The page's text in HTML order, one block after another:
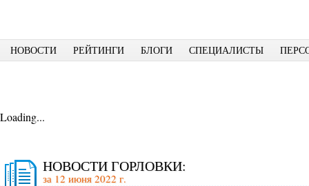
НОВОСТИ РЕЙТИНГИ БЛОГИ СПЕЦИАЛИСТЫ
Loading...
НОВОСТИ ГОРЛОВКИ:
за 12 июня 2022 г.